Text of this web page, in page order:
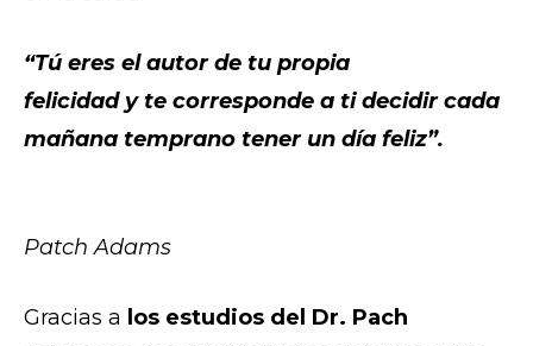
“Tú eres el autor de tu propia
felicidad y te corresponde a ti decidir cada
mañana temprano tener un día feliz”.
Patch Adams
Gracias a los estudios del Dr. Pach